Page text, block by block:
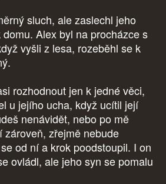
sluch, ale zaslechl jeho
Alex byl na procházce s
vyšli z lesa, rozeběhl se k
rozhodnout jen k jedné věci,
u jejího ucha, když ucítil její
nenávidět, nebo po mě
zároveň, zřejmě nebude
od ní a krok poodstoupil. I on
ovládl, ale jeho syn se pomalu